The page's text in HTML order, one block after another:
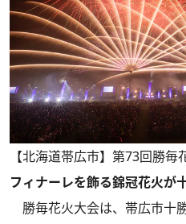
【北海道帯広市】第73回勝毎
フィナーレを飾る錦冠花火が
勝毎花火大会は、帯広市十